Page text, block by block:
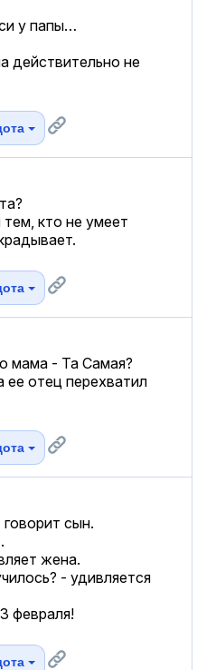
у папы…
действительно не
кто не умеет
мама - Та Самая?
ее отец перехватил
сын.
жена.
- удивляется
февраля!